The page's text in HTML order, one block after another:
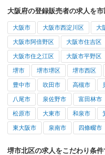
大阪府の登録販売者の求人を
大阪市 大阪市西淀川区 大
大阪市阿倍野区 大阪市住吉区
大阪市住之江区 大阪市平野区
堺市 堺市堺区 堺市西区
豊中市 吹田市 高槻市
八尾市 泉佐野市 富田林市
松原市 大東市 和泉市
東大阪市 泉南市 四條畷市
堺市北区の求人をこだわり条